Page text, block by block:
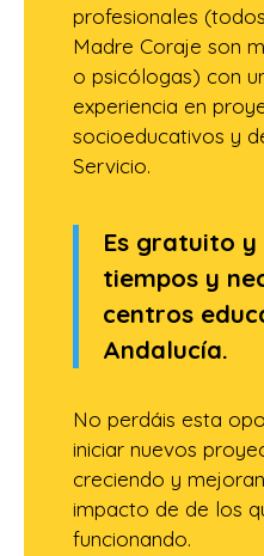
profesionales
Madre Coraje son
o psicólogas) con
experiencia en
socioeducativos y
Servicio.
Es gratuito
tiempos y
centros
Andalucía.
No perdáis esta
iniciar nuevos
creciendo y
impacto de de los
funcionando.